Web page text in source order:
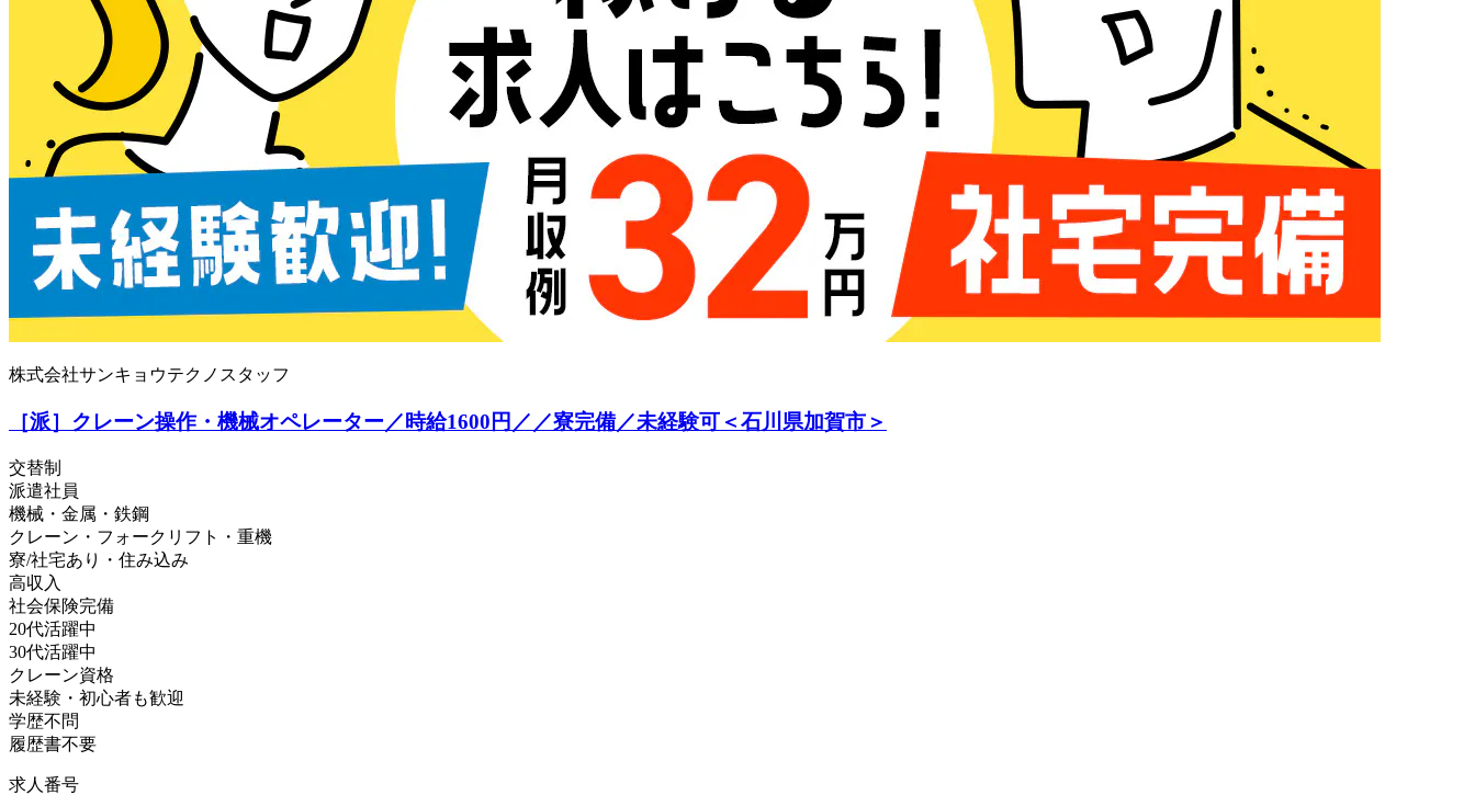
株式会社サンキョウテクノスタッフ
［派］クレーン操作・機械オペレーター／時給1600円／／寮完備／未経験可＜石川県加賀市＞
交替制
派遣社員
機械・金属・鉄鋼
クレーン・フォークリフト・重機
寮/社宅あり・住み込み
高収入
社会保険完備
20代活躍中
30代活躍中
クレーン資格
未経験・初心者も歓迎
学歴不問
履歴書不要
求人番号